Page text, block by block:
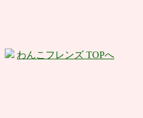
わんこフレンズ TOPへ